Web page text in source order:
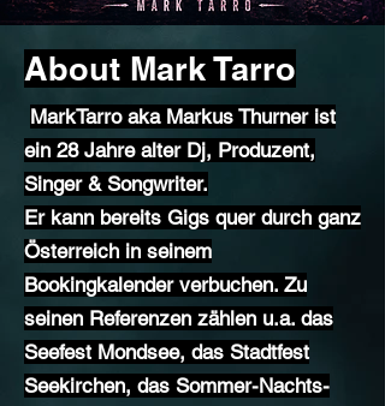
About Mark Tarro
MarkTarro aka Markus Thurner ist
ein 28 Jahre alter Dj, Produzent,
Singer & Songwriter.
Er kann bereits Gigs quer durch ganz
Österreich in seinem
Bookingkalender verbuchen. Zu
seinen Referenzen zählen u.a. das
Seefest Mondsee, das Stadtfest
Seekirchen, das Sommer-Nachts-